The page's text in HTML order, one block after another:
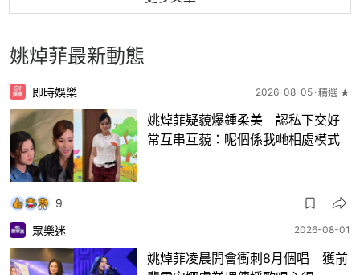
姚焯菲最新動態
即時娛樂 2026-08-05 精選 ★
姚焯菲疑藐爆鍾柔美 認私下交好
常互串互藐：呢個係我哋相處模式
9
眾樂迷
2026-08-01
姚焯菲凌晨開會衝刺8月個唱 獲前